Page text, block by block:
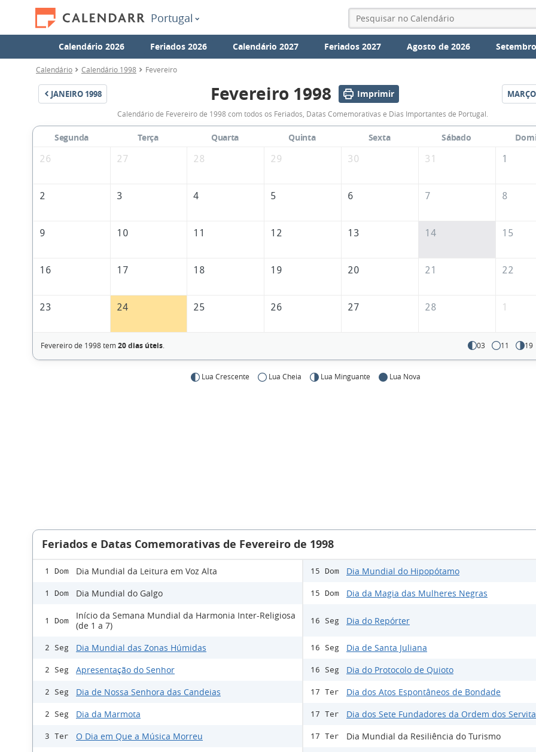
Portugal
Calendário 2026 Feriados 2026 Calendário 2027 Feriados 2027 Agosto de 2026
Calendário Calendário 1998 Fevereiro
JANEIRO 1998
Calendário
de
Fevereiro
Fevereiro 1998 Imprimir MARÇO
Calendário de Fevereiro de 1998 com todos os Feriados, Datas Comemorativas e Dias Importantes de Portugal.
Segunda Terça Quarta Quinta Sexta Sábado
26
27 28 29 30 31 1
2 3 4 5 6 7 8
9 10 11 12 13 14 15
16 17 18 19 20 21 22
23 24 25 26 27 28 1
Fevereiro de 1998 tem20 dias úteis. 03 11 19
Lua Crescente Lua Cheia Lua Minguante Lua Nova
Feriados e Datas Comemorativas de Fevereiro de 1998
1 Dom Dia Mundial da Leitura em Voz Alta
1 Dom Dia Mundial do Galgo
1 Dom
Início da Semana Mundial da Harmonia Inter-Religiosa
(de 1 a 7)
2 Seg Dia Mundial das Zonas Húmidas
2 Seg Apresentação do Senhor
2 Seg Dia de Nossa Senhora das Candeias
2 Seg Dia da Marmota
3 Ter O Dia em Que a Música Morreu
15 Dom Dia Mundial do Hipopótamo
15 Dom Dia da Magia das Mulheres Negras
16 Seg Dia do Repórter
16 Seg Dia de Santa Juliana
16 Seg Dia do Protocolo de Quioto
17 Ter Dia dos Atos Espontâneos de Bondade
17 Ter Dia dos Sete Fundadores da Ordem dos
17 Ter Dia Mundial da Resiliência do Turismo